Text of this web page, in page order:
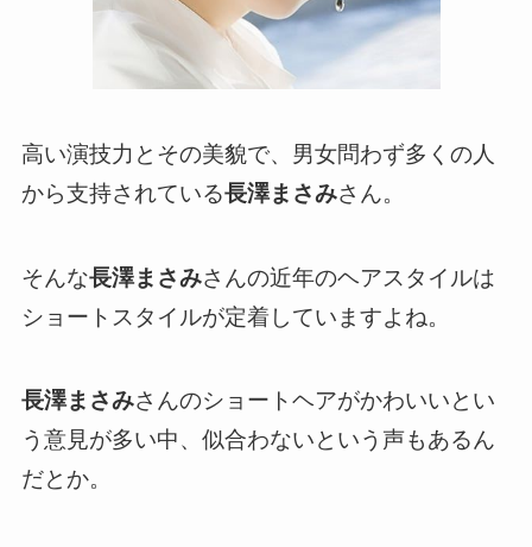
高い演技力とその美貌で、男女問わず多くの人
から支持されている長澤まさみさん。
そんな長澤まさみさんの近年のヘアスタイルは
ショートスタイルが定着していますよね。
長澤まさみさんのショートヘアがかわいいとい
う意見が多い中、似合わないという声もあるん
だとか。